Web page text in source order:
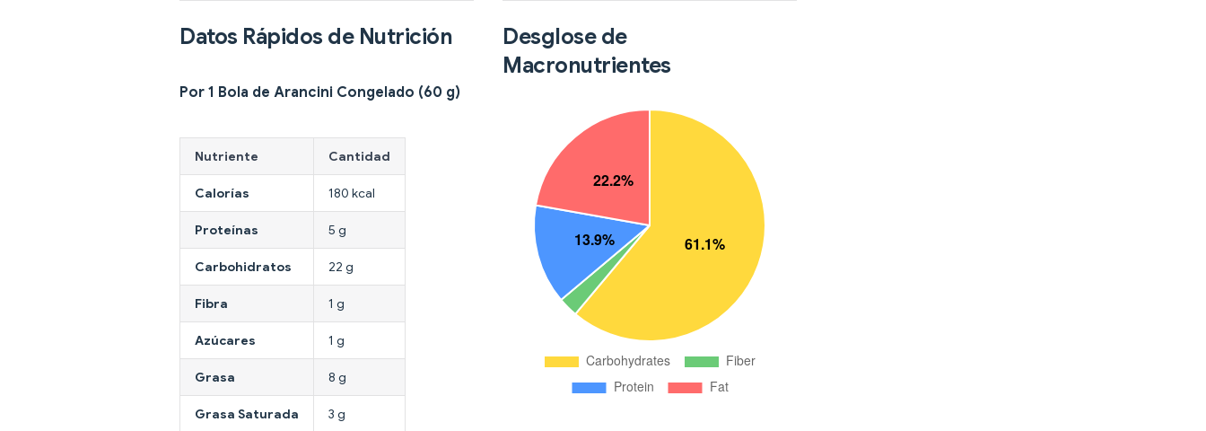
Datos Rápidos de Nutrición
Por 1 Bola de Arancini Congelado (60 g)
Nutriente Cantidad
Calorías 180 kcal
Proteínas 5 g
Carbohidratos 22 g
Fibra 1 g
Azúcares 1 g
Grasa 8 g
Grasa Saturada 3 g
Desglose de
Macronutrientes